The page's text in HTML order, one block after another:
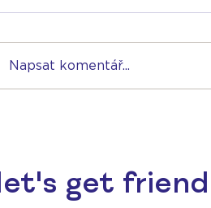
Napsat komentář...
get